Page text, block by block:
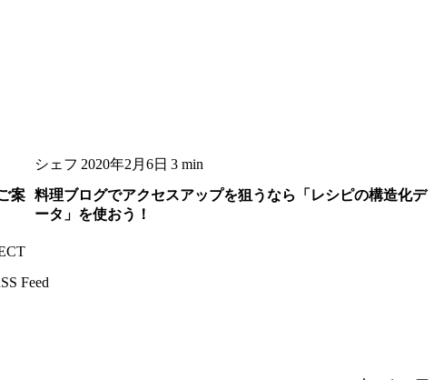
案
シェフ 2020年2月6日 3 min
料理ブログでアクセスアップを狙うなら「レシピの構造化デ
ータ」を使おう！
Feed